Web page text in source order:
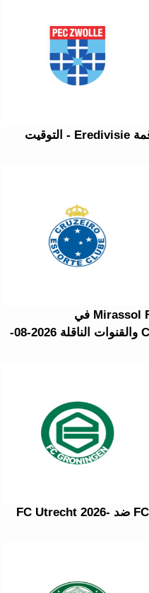
PEC Zwolle ضد AFC Ajax في قمة Eredivisie - التوقيت
موعد مباراة Cruzeiro EC ضد Mirassol FC في
Campeonato Brasileiro Série A والقنوات الناقلة 2026-08-
موعد وتوقيت مباراة FC Groningen ضد FC Utrecht 2026-